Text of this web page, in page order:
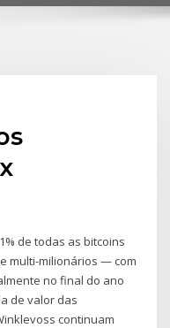
de todas as bitcoins
multi-milionários — com
no final do ano
de valor das
continuam